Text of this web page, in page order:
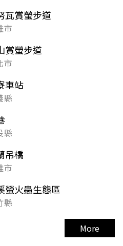
瓦賞螢步道
市
賞螢步道
市
車站
縣
縣
吊橋
市
螢火蟲生態區
縣
More